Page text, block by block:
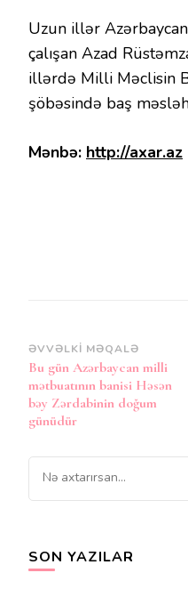
Uzun illər
çalışan Azad
illərdə Milli Məclisin
şöbəsində baş
Mənbə: http://axar.az
Post
Naviqasiya
ƏVVƏLKI MƏQALƏ
Bu gün Azərbaycan milli
mətbuatının banisi Həsən
bəy Zərdabinin doğum
günüdür
Bir
şey
SON YAZILAR